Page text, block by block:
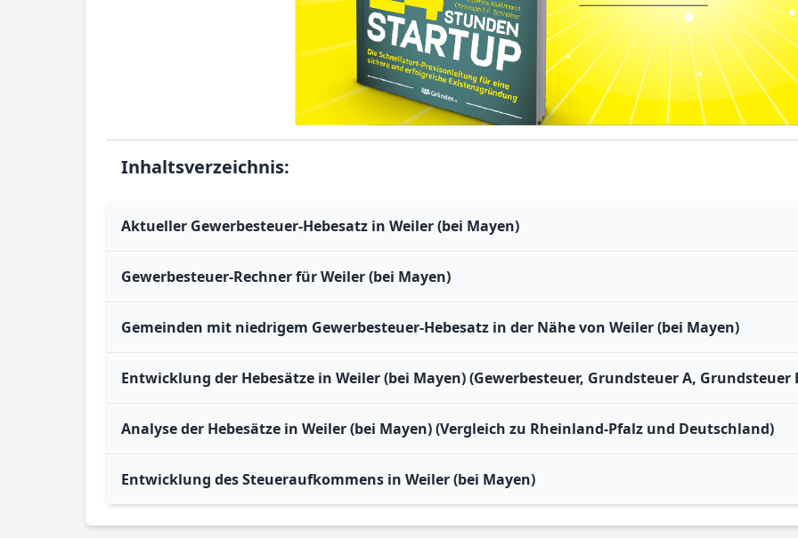
Inhaltsverzeichnis:
Aktueller Gewerbesteuer-Hebesatz in Weiler (bei Mayen)
Gewerbesteuer-Rechner für Weiler (bei Mayen)
Gemeinden mit niedrigem Gewerbesteuer-Hebesatz in der Nähe von Weiler (bei Mayen)
Entwicklung der Hebesätze in Weiler (bei Mayen) (Gewerbesteuer, Grundsteuer A, Grundsteuer
Analyse der Hebesätze in Weiler (bei Mayen) (Vergleich zu Rheinland-Pfalz und Deutschland)
Entwicklung des Steueraufkommens in Weiler (bei Mayen)